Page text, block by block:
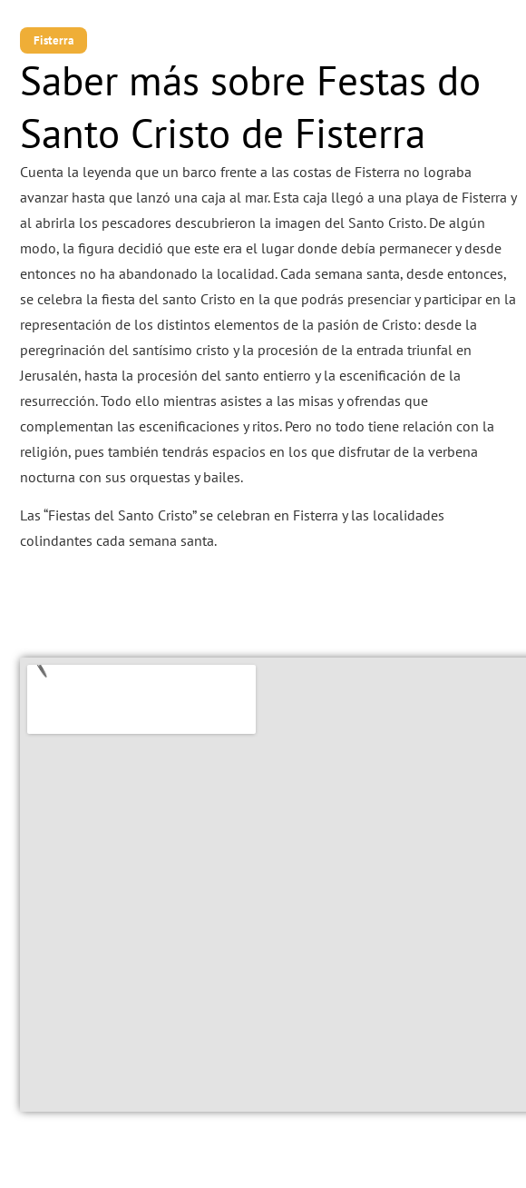
Fisterra
Saber más sobre Festas do
Santo Cristo de Fisterra
Cuenta la leyenda que un barco frente a las costas de Fisterra no lograba
avanzar hasta que lanzó una caja al mar. Esta caja llegó a una playa de Fisterra y
al abrirla los pescadores descubrieron la imagen del Santo Cristo. De algún
modo, la figura decidió que este era el lugar donde debía permanecer y desde
entonces no ha abandonado la localidad. Cada semana santa, desde entonces,
se celebra la fiesta del santo Cristo en la que podrás presenciar y participar en la
representación de los distintos elementos de la pasión de Cristo: desde la
peregrinación del santísimo cristo y la procesión de la entrada triunfal en
Jerusalén, hasta la procesión del santo entierro y la escenificación de la
resurrección. Todo ello mientras asistes a las misas y ofrendas que
complementan las escenificaciones y ritos. Pero no todo tiene relación con la
religión, pues también tendrás espacios en los que disfrutar de la verbena
nocturna con sus orquestas y bailes.
Las “Fiestas del Santo Cristo” se celebran en Fisterra y las localidades
colindantes cada semana santa.